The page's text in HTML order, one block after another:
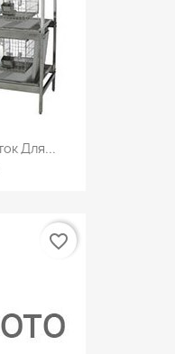
Для...
favorite_border